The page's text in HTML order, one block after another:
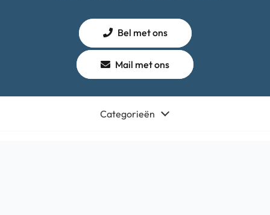
Bel met ons
Mail met ons
Categorieën